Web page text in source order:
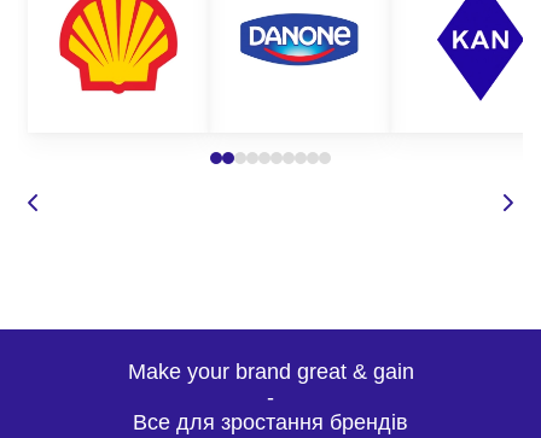
Make your brand great & gain
-
Все для зростання брендів